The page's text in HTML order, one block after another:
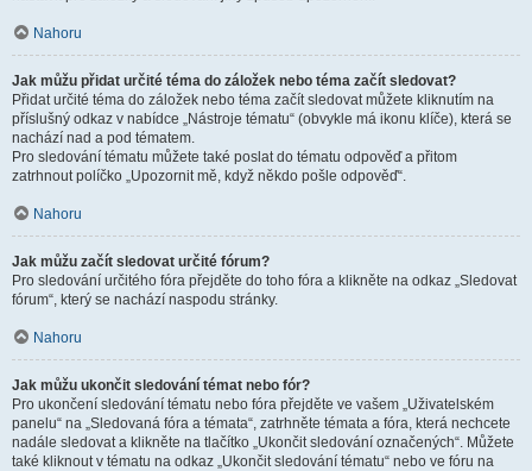
Nahoru
Jak můžu přidat určité téma do záložek nebo téma začít sledovat?
Přidat určité téma do záložek nebo téma začít sledovat můžete kliknutím na
příslušný odkaz v nabídce „Nástroje tématu“ (obvykle má ikonu klíče), která se
nachází nad a pod tématem.
Pro sledování tématu můžete také poslat do tématu odpověď a přitom
zatrhnout políčko „Upozornit mě, když někdo pošle odpověď“.
Nahoru
Jak můžu začít sledovat určité fórum?
Pro sledování určitého fóra přejděte do toho fóra a klikněte na odkaz „Sledovat
fórum“, který se nachází naspodu stránky.
Nahoru
Jak můžu ukončit sledování témat nebo fór?
Pro ukončení sledování tématu nebo fóra přejděte ve vašem „Uživatelském
panelu“ na „Sledovaná fóra a témata“, zatrhněte témata a fóra, která nechcete
nadále sledovat a klikněte na tlačítko „Ukončit sledování označených“. Můžete
také kliknout v tématu na odkaz „Ukončit sledování tématu“ nebo ve fóru na